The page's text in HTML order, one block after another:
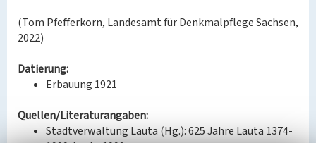
(Tom Pfefferkorn, Landesamt für Denkmalpflege Sachsen,
2022)
Datierung:
Erbauung 1921
Quellen/Literaturangaben:
Stadtverwaltung Lauta (Hg.): 625 Jahre Lauta 1374-